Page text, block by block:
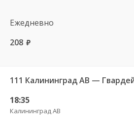
Ежедневно
208 руб.
111 Калининград АВ —
18:35
Калининград АВ